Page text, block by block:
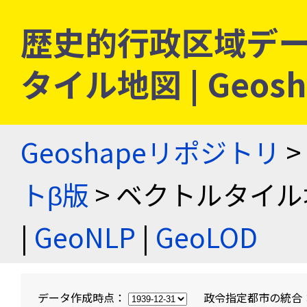
歴史的行政区域デ
タイル地図 |
Geoshapeリポジトリ >
トβ版 > ベクトルタイ
| GeoNLP | GeoLOD
データ作成時点： 政令指定都市の統